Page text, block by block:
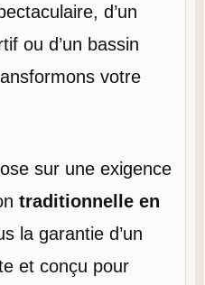
d’un
ou d’un bassin
votre
sur une exigence
traditionnelle en
la garantie d’un
et conçu pour